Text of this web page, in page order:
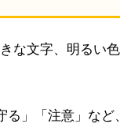
な文字、明るい
る」「注意」な